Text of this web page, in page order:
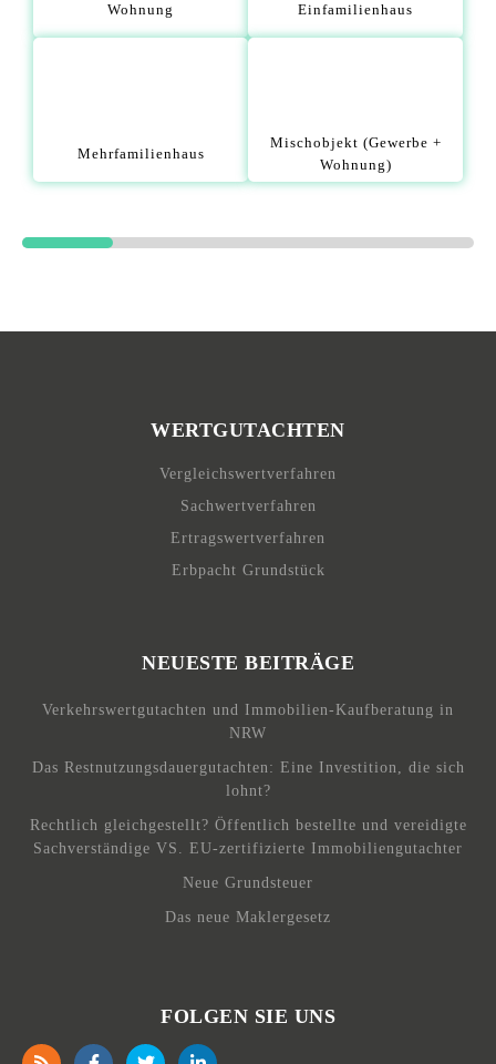
Wohnung Einfamilienhaus
Mehrfamilienhaus
Mischobjekt (Gewerbe +
Wohnung)
WERTGUTACHTEN
Vergleichswertverfahren
Sachwertverfahren
Ertragswertverfahren
Erbpacht Grundstück
NEUESTE BEITRÄGE
Verkehrswertgutachten und Immobilien-Kaufberatung in
NRW
Das Restnutzungsdauergutachten: Eine Investition, die sich
lohnt?
Rechtlich gleichgestellt? Öffentlich bestellte und vereidigte
Sachverständige VS. EU-zertifizierte Immobiliengutachter
Neue Grundsteuer
Das neue Maklergesetz
FOLGEN SIE UNS